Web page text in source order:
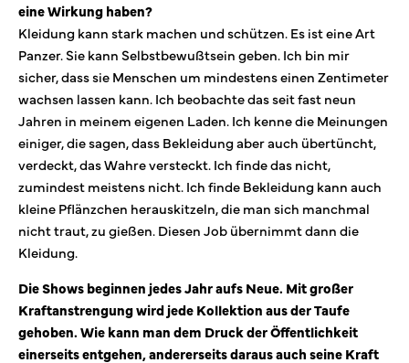
eine Wirkung haben?
Kleidung kann stark machen und schützen. Es ist eine Art
Panzer. Sie kann Selbstbewußtsein geben. Ich bin mir
sicher, dass sie Menschen um mindestens einen Zentimeter
wachsen lassen kann. Ich beobachte das seit fast neun
Jahren in meinem eigenen Laden. Ich kenne die Meinungen
einiger, die sagen, dass Bekleidung aber auch übertüncht,
verdeckt, das Wahre versteckt. Ich finde das nicht,
zumindest meistens nicht. Ich finde Bekleidung kann auch
kleine Pflänzchen herauskitzeln, die man sich manchmal
nicht traut, zu gießen. Diesen Job übernimmt dann die
Kleidung.
Die Shows beginnen jedes Jahr aufs Neue. Mit großer
Kraftanstrengung wird jede Kollektion aus der Taufe
gehoben. Wie kann man dem Druck der Öffentlichkeit
einerseits entgehen, andererseits daraus auch seine Kraft